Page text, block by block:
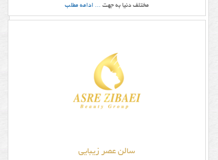
مختلف دنیا به جهت ... ادامه مطلب
سالن عصر زیبایی